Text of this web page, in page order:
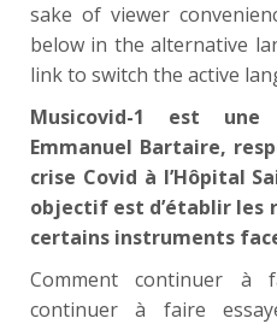
sake of viewer
below in the alternative
link to switch the active
Musicovid-1 est
Emmanuel Bartaire,
crise Covid à l’Hôpital
objectif est d’établir les
certains instruments
Comment continuer à
continuer à faire